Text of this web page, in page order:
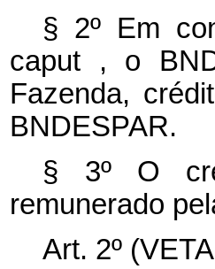
§ 2º Em
caput , o
Fazenda,
BNDESPAR.
§ 3º O
remunerado
Art. 2º